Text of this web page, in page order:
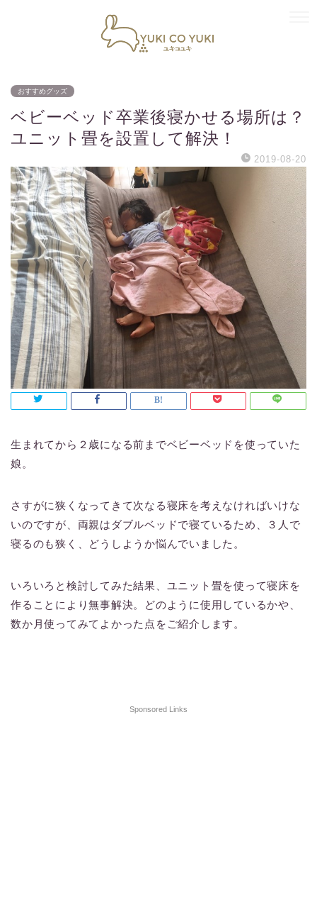
おすすめグッズ
ベビーベッド卒業後寝かせる場所は？
ユニット畳を設置して解決！
2019-08-20
生まれてから２歳になる前までベビーベッドを使っていた
娘。
さすがに狭くなってきて次なる寝床を考えなければいけな
いのですが、両親はダブルベッドで寝ているため、３人で
寝るのも狭く、どうしようか悩んでいました。
いろいろと検討してみた結果、ユニット畳を使って寝床を
作ることにより無事解決。どのように使用しているかや、
数か月使ってみてよかった点をご紹介します。
Sponsored Links